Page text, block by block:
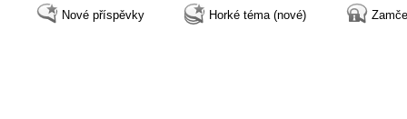
Nové příspěvky Horké téma (nové)